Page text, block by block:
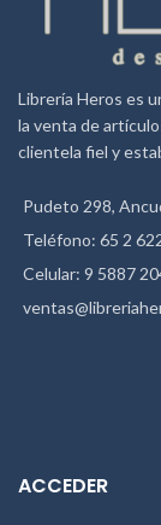
Librería Heros es
la venta de
clientela fiel y
Pudeto 298,
Teléfono: 65 2
Celular: 9 5887
ACCEDER